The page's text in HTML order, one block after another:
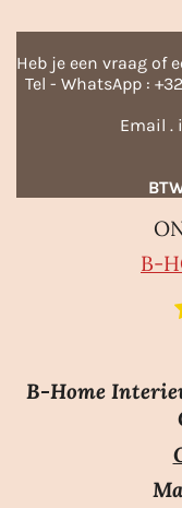
Heb je een vraag of
Tel - WhatsApp :
Email .
B-
1
r
B-Home